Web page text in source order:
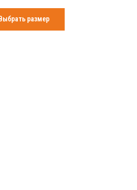
Выбрать размер